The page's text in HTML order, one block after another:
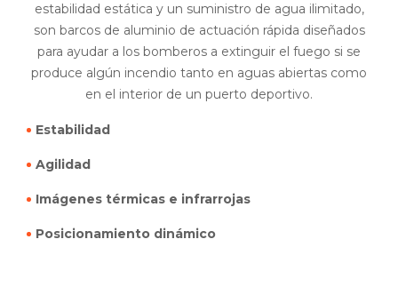
estabilidad estática y un suministro de agua ilimitado,
son barcos de aluminio de actuación rápida diseñados
para ayudar a los bomberos a extinguir el fuego si se
produce algún incendio tanto en aguas abiertas como
en el interior de un puerto deportivo.
Estabilidad
Agilidad
Imágenes térmicas e infrarrojas
Posicionamiento dinámico